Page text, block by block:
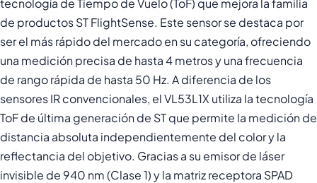
de productos ST FlightSense. Este sensor se destaca por
ser el más rápido del mercado en su categoría, ofreciendo
una medición precisa de hasta 4 metros y una frecuencia
de rango rápida de hasta 50 Hz. A diferencia de los
sensores IR convencionales, el VL53L1X utiliza la tecnología
ToF de última generación de ST que permite la medición de
distancia absoluta independientemente del color y la
reflectancia del objetivo. Gracias a su emisor de láser
invisible de 940 nm (Clase 1) y la matriz receptora SPAD